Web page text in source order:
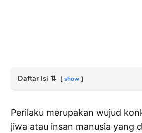
Daftar Isi ⇅ show
Perilaku merupakan wujud
jiwa atau insan manusia yang